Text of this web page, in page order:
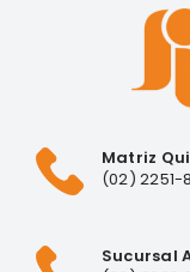
Matriz
(02) 2251-
Sucursal